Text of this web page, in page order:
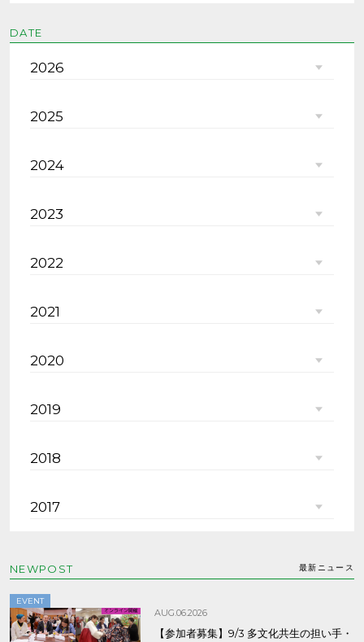
DATE
2026
2025
2024
2023
2022
2021
2020
2019
2018
2017
NEWPOST 最新ニュース
EVENT
AUG.06.2026
【参加者募集】9/3 多文化共生の担い手・